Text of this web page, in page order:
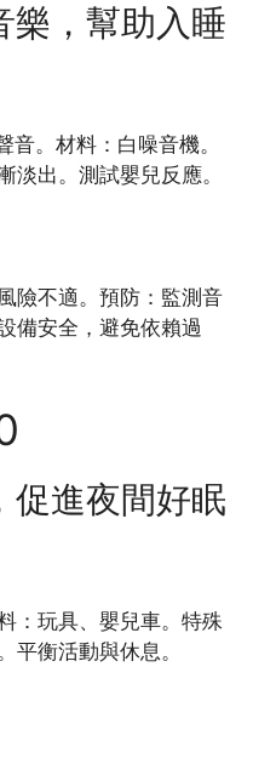
樂，幫助入睡
。材料：白噪音機。
淡出。測試嬰兒反應。
險不適。預防：監測音
備安全，避免依賴過
促進夜間好眠
：玩具、嬰兒車。特殊
平衡活動與休息。